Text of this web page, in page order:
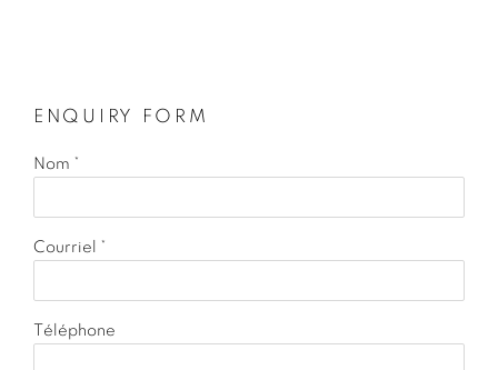
ENQUIRY FORM
Nom *
Courriel *
Téléphone